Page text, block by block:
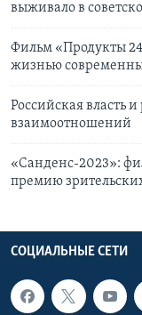
выживало в
Фильм «Продукты
жизнью
Российская власть
взаимоотношений
«Санденс-2023»:
премию
СОЦИАЛЬНЫЕ СЕТИ